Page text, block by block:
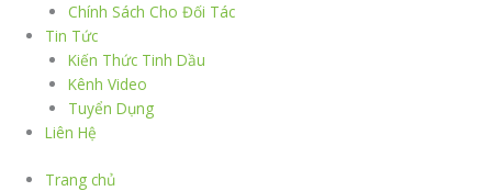
Chính Sách Cho Đối Tác
Tin Tức
Kiến Thức Tinh Dầu
Kênh Video
Tuyển Dụng
Liên Hệ
Trang chủ